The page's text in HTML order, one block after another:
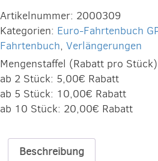
GPS
V2.0
Verlängerung
2
Jahre
Menge
Artikelnummer: 2000309
Kategorien: Euro-Fahrtenbuch
Fahrtenbuch, Verlängerungen
Mengenstaffel (Rabatt pro
ab 2 Stück: 5,00€ Rabatt
ab 5 Stück: 10,00€ Rabatt
ab 10 Stück: 20,00€ Rabatt
Beschreibung